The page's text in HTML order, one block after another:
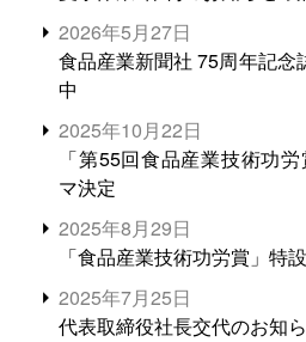
2026年5月27日
食品産業新聞社 75周年記念
中
2025年10月22日
「第55回食品産業技術功
マ決定
2025年8月29日
「食品産業技術功労賞」特
2025年7月25日
代表取締役社長交代のお知